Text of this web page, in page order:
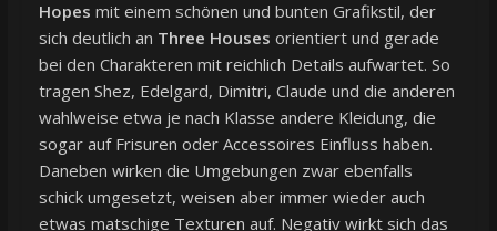
Hopes mit einem schönen und bunten Grafikstil, der
sich deutlich an Three Houses orientiert und gerade
bei den Charakteren mit reichlich Details aufwartet. So
tragen Shez, Edelgard, Dimitri, Claude und die anderen
wahlweise etwa je nach Klasse andere Kleidung, die
sogar auf Frisuren oder Accessoires Einfluss haben.
Daneben wirken die Umgebungen zwar ebenfalls
schick umgesetzt, weisen aber immer wieder auch
etwas matschige Texturen auf. Negativ wirkt sich das